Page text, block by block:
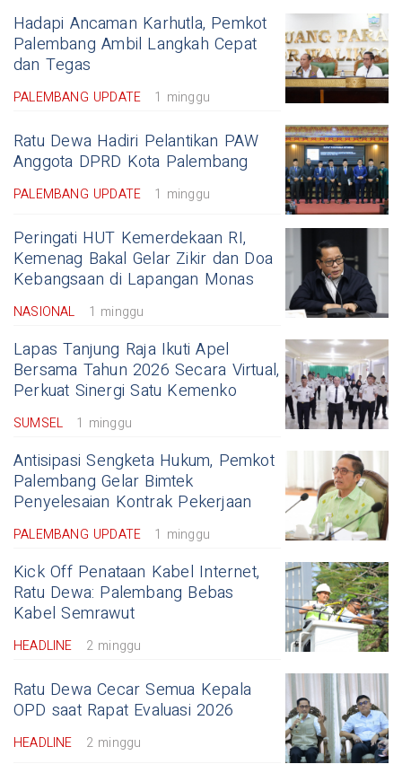
Hadapi Ancaman Karhutla, Pemkot
Palembang Ambil Langkah Cepat
dan Tegas
PALEMBANG UPDATE 1 minggu
Ratu Dewa Hadiri Pelantikan PAW
Anggota DPRD Kota Palembang
PALEMBANG UPDATE 1 minggu
Peringati HUT Kemerdekaan RI,
Kemenag Bakal Gelar Zikir dan Doa
Kebangsaan di Lapangan Monas
NASIONAL 1 minggu
Lapas Tanjung Raja Ikuti Apel
Bersama Tahun 2026 Secara Virtual,
Perkuat Sinergi Satu Kemenko
SUMSEL 1 minggu
Antisipasi Sengketa Hukum, Pemkot
Palembang Gelar Bimtek
Penyelesaian Kontrak Pekerjaan
PALEMBANG UPDATE 1 minggu
Kick Off Penataan Kabel Internet,
Ratu Dewa: Palembang Bebas
Kabel Semrawut
HEADLINE 2 minggu
Ratu Dewa Cecar Semua Kepala
OPD saat Rapat Evaluasi 2026
HEADLINE 2 minggu